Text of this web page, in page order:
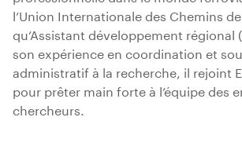
l’Union Internationale des Chemins
qu’Assistant développement régional
son expérience en coordination et
administratif à la recherche, il rejoint
pour prêter main forte à l’équipe des
chercheurs.